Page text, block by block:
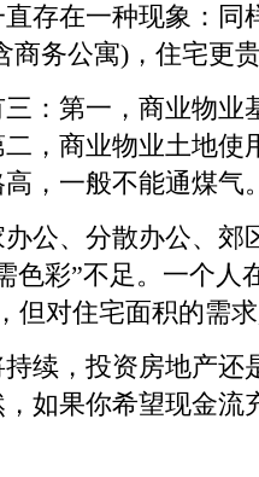
在一种现象：同
商务公寓)，住宅更
第一，商业物业
，商业物业土地使
，一般不能通煤气
、分散办公、郊
色彩”不足。一个人
但对住宅面积的需
，投资房地产还
如果你希望现金流